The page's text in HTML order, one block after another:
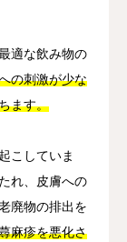
適な飲み物の
の刺激が少な
ます。
こしていま
れ、皮膚への
廃物の排出を
麻疹を悪化さ